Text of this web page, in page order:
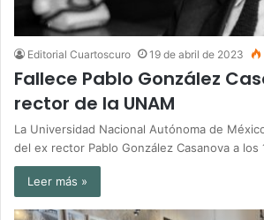
Editorial Cuartoscuro 19 de abril de 2023
Fallece Pablo González
rector de la UNAM
La Universidad Nacional Autónoma de
del ex rector Pablo González Casanova a los
Leer más »